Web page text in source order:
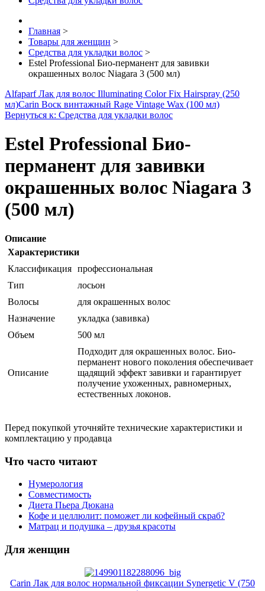
Главная >
Товары для женщин >
Средства для укладки волос >
Estel Professional Био-перманент для завивки
окрашенных волос Niagara 3 (500 мл)
Alfaparf Лак для волос Illuminating Color Fix Hairspray (250
мл)Carin Воск винтажный Rage Vintage Wax (100 мл)
Вернуться к: Средства для укладки волос
Estel Professional Био-
перманент для завивки
окрашенных волос Niagara 3
(500 мл)
Описание
Характеристики
Классификация профессиональная
Тип
лосьон
Волосы
для окрашенных волос
Назначение
укладка (завивка)
Объем
500 мл
Описание
Подходит для окрашенных волос. Био-
перманент нового поколения обеспечивает
щадящий эффект завивки и гарантирует
получение ухоженных, равномерных,
естественных локонов.
Перед покупкой уточняйте технические характеристики и
комплектацию у продавца
Что часто читают
Нумерология
Совместимость
Диета Пьера Дюкана
Кофе и целлюлит: поможет ли кофейный скраб?
Матрац и подушка – друзья красоты
Для женщин
Carin Лак для волос нормальной фиксации Synergetic V (750